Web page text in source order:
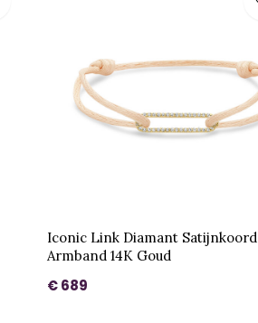
Iconic Link Diamant Satijnkoord
Armband 14K Goud
€ 689